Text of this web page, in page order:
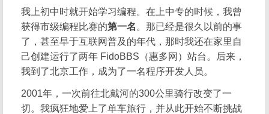
我上初中时就开始学习编程。在上中专的时候，我曾
获得市级编程比赛的第一名 。那已经是很久以前的事
了，甚至早于互联网普及的年代，那时我还在家里自
己创建运行了两年 FidoBBS（惠多网）站台。后来，
我到了北京工作，成为了一名程序开发人员。
2001年，一次前往北戴河的300公里骑行改变了一
切。我疯狂地爱上了单车旅行，并从此开始不断挑战